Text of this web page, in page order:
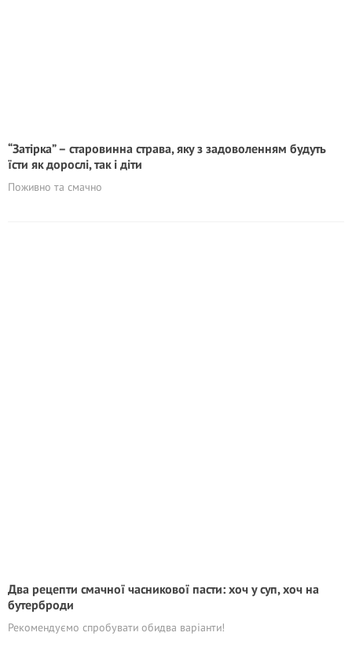
“Затірка” – старовинна страва, яку з задоволенням будуть
їсти як дорослі, так і діти
Поживно та смачно
Два рецепти смачної часникової пасти: хоч у суп, хоч на
бутерброди
Рекомендуємо спробувати обидва варіанти!